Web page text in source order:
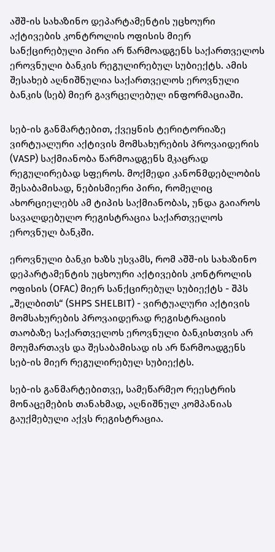
აშშ-ის სახაზინო დეპარტამენტის უცხოური
აქტივების კონტროლის ოფისის მიერ
სანქცირებული პირი არ წარმოადგენს საქართველოს
ეროვნული ბანკის რეგულირებულ სუბიექტს. ამის
შესახებ აღნიშნულია საქართველოს ეროვნული
ბანკის (სებ) მიერ გავრცელებულ ინფორმაციაში.
სებ-ის განმარტებით, ქვეყნის ტერიტორიაზე
ვირტუალური აქტივის მომსახურების პროვაიდერის
(VASP) საქმიანობა წარმოადგენს მკაცრად
რეგულირებად სფეროს. მოქმედი კანონმდებლობის
შესაბამისად, ნებისმიერი პირი, რომელიც
ახორციელებს ამ ტიპის საქმიანობას, უნდა გაიაროს
სავალდებულო რეგისტრაცია საქართველოს
ეროვნულ ბანკში.
ეროვნული ბანკი ხაზს უსვამს, რომ აშშ-ის სახაზინო
დეპარტამენტის უცხოური აქტივების კონტროლის
ოფისის (OFAC) მიერ სანქცირებულ სუბიექტს - შპს
„შელბითს“ (SHPS SHELBIT) - ვირტუალური აქტივის
მომსახურების პროვაიდერად რეგისტრაციის
თაობაზე საქართველოს ეროვნული ბანკისთვის არ
მოუმართავს და შესაბამისად ის არ წარმოადგენს
სებ-ის მიერ რეგულირებულ სუბიექტს.
სებ-ის განმარტებითვე, სამეწარმეო რეესტრის
მონაცემების თანახმად, აღნიშნულ კომპანიას
გაუქმებული აქვს რეგისტრაცია.